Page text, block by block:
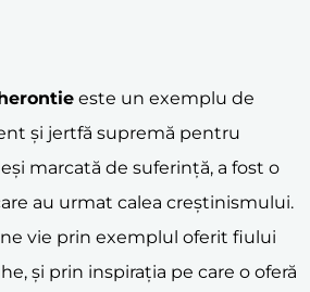
este un exemplu de
și jertfă supremă pentru
marcată de suferință, a fost o
au urmat calea creștinismului.
vie prin exemplul oferit fiului
și prin inspirația pe care o oferă